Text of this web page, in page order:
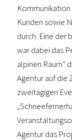
Kunden sowie
durch. Eine der
war dabei das
alpinen Raum“
Agentur auf die
zweitägigen
Agentur das